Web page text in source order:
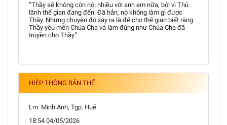
“Thầy sẽ không còn nói nhiều với anh em nữa, bởi vì Thủ
lãnh thế gian đang đến. Đã hẳn, nó không làm gì được
Thầy. Nhưng chuyện đó xảy ra là để cho thế gian biết rằng
Thầy yêu mến Chúa Cha và làm đúng như Chúa Cha đã
truyền cho Thầy.”
HIỆP THÔNG BẢN THỂ
Lm. Minh Anh, Tgp. Huế
18:54 04/05/2026